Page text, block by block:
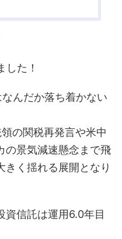
た！
んだか落ち着かない
の関税再発言や米中
の景気減速懸念まで飛
きく揺れる展開となり
資信託は運用6.0年目